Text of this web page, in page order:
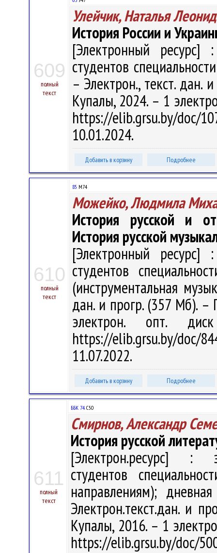
609
полный
текст
Улейчик, Наталья
История России и
[Электронный ресурс]
студентов
– Электрон., текст. дан.
Купалы, 2024. – 1
https://elib.grsu.by/doc/
10.01.2024.
Добавить в корзину Подробнее
610
полный
текст
85 М74
Можейко, Людмила
История русской и
История русской
[Электронный ресурс]
студентов
(инструментальная
дан. и прогр. (357 Мб). –
электрон. опт.
https://elib.grsu.by/
11.07.2022.
Добавить в корзину Подробнее
611
полный
текст
ББК 74.С50
Смирнов, Александр
История русской
[Электрон.ресурс] :
студентов
направлениям);
Электрон.текст.дан. и
Купалы, 2016. – 1
https://elib.grsu.by/doc/